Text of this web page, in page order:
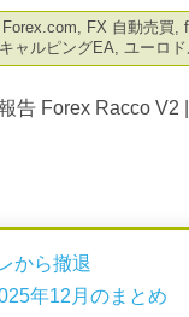
Forex.com, FX 自動売買,
ャルピングEA, ユーロ
告 Forex Racco V2
から撤退
年12月のまとめ